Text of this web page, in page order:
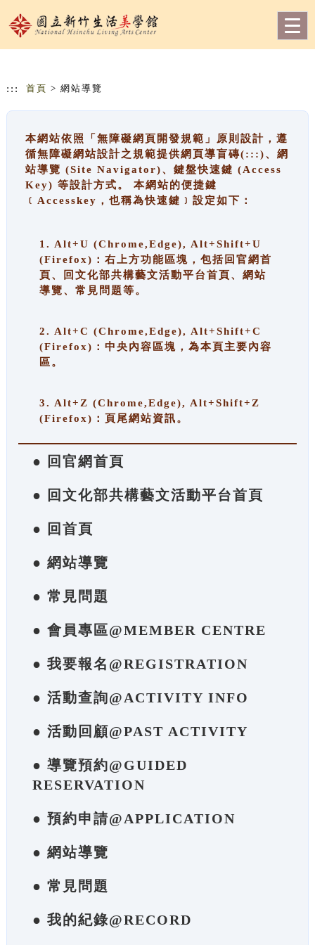
::: 首頁 > 網站導覽
本網站依照「無障礙網頁開發規範」原則設計，遵
循無障礙網站設計之規範提供網頁導盲磚(:::)、網
站導覽 (Site Navigator)、鍵盤快速鍵 (Access
Key) 等設計方式。 本網站的便捷鍵
﹝Accesskey，也稱為快速鍵﹞設定如下：
1. Alt+U (Chrome,Edge), Alt+Shift+U
(Firefox)：右上方功能區塊，包括回官網首
頁、回文化部共構藝文活動平台首頁、網站
導覽、常見問題等。
2. Alt+C (Chrome,Edge), Alt+Shift+C
(Firefox)：中央內容區塊，為本頁主要內容
區。
3. Alt+Z (Chrome,Edge), Alt+Shift+Z
(Firefox)：頁尾網站資訊。
● 回官網首頁
● 回文化部共構藝文活動平台首頁
● 回首頁
● 網站導覽
● 常見問題
● 會員專區@MEMBER CENTRE
● 我要報名@REGISTRATION
● 活動查詢@ACTIVITY INFO
● 活動回顧@PAST ACTIVITY
● 導覽預約@GUIDED
RESERVATION
● 預約申請@APPLICATION
● 網站導覽
● 常見問題
● 我的紀錄@RECORD